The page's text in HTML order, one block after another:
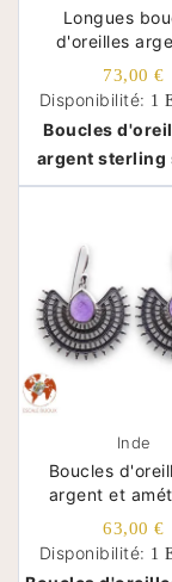
Longues
d'oreilles
préhnite
73,00 €
Disponibilité: 1
Boucles
argent sterling
de préhnites
Inde
Boucles
argent et
esprit63,00 €
Disponibilité: 1